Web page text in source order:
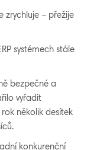
zrychluje – přežije
systémech stále
bezpečné a
vyřadit
několik desítek
konkurenční